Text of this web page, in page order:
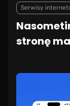
Serwisy
stronę